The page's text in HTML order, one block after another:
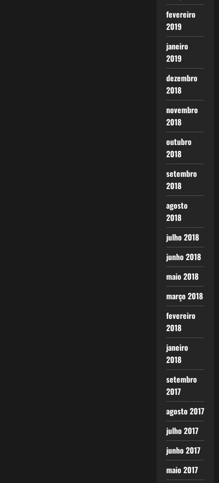
fevereiro
2019
janeiro
2019
dezembro
2018
novembro
2018
outubro
2018
setembro
2018
agosto
2018
julho 2018
junho 2018
maio 2018
março 2018
fevereiro
2018
janeiro
2018
setembro
2017
agosto 2017
julho 2017
junho 2017
maio 2017